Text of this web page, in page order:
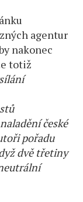
agentur
nakonec
totiž
české
pořadu
dvě třetiny